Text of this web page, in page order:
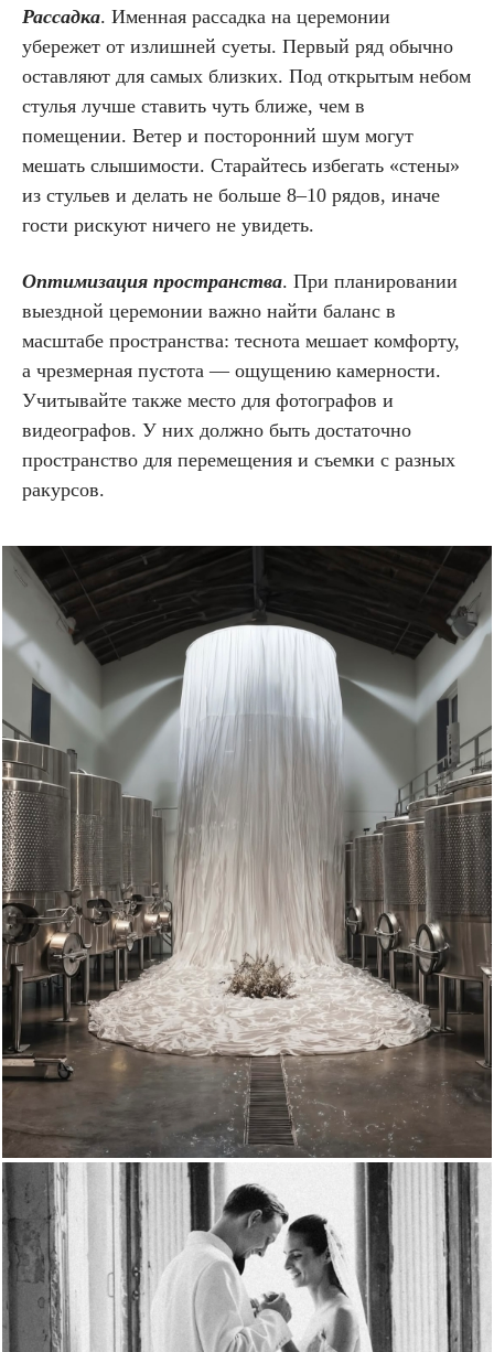
Рассадка. Именная рассадка на церемонии
убережет от излишней суеты. Первый ряд обычно
оставляют для самых близких. Под открытым небом
стулья лучше ставить чуть ближе, чем в
помещении. Ветер и посторонний шум могут
мешать слышимости. Старайтесь избегать «стены»
из стульев и делать не больше 8–10 рядов, иначе
гости рискуют ничего не увидеть.
Оптимизация пространства. При планировании
выездной церемонии важно найти баланс в
масштабе пространства: теснота мешает комфорту,
а чрезмерная пустота — ощущению камерности.
Учитывайте также место для фотографов и
видеографов. У них должно быть достаточно
пространство для перемещения и съемки с разных
ракурсов.